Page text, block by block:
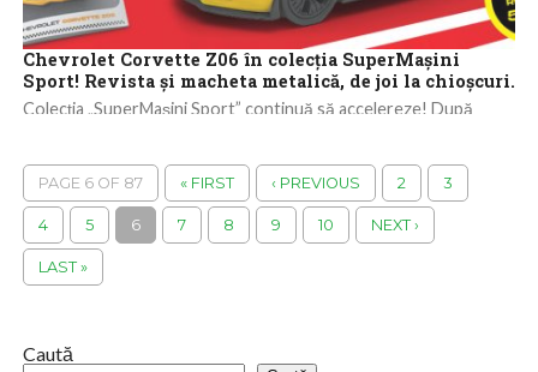
Chevrolet Corvette Z06 în colecția SuperMașini
Sport! Revista și macheta metalică, de joi la chioșcuri.
Colecția „SuperMașini Sport” continuă să accelereze! După
PAGE 6 OF 87 « FIRST ‹ PREVIOUS 2 3
4 5 6 7 8 9 10 NEXT ›
LAST »
Caută